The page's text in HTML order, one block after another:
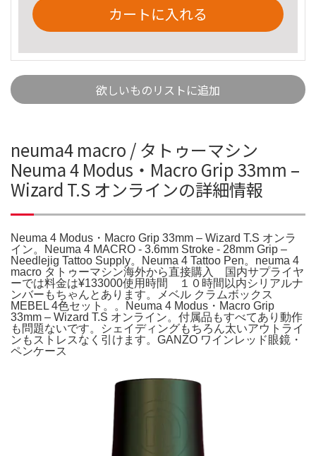
カートに入れる
欲しいものリストに追加
neuma4 macro / タトゥーマシン
Neuma 4 Modus・Macro Grip 33mm –
Wizard T.S オンラインの詳細情報
Neuma 4 Modus・Macro Grip 33mm – Wizard T.S オンラ
イン。Neuma 4 MACRO - 3.6mm Stroke - 28mm Grip –
Needlejig Tattoo Supply。Neuma 4 Tattoo Pen。neuma 4
macro タトゥーマシン海外から直接購入 国内サプライヤ
ーでは料金は¥133000使用時間 １０時間以内シリアルナ
ンバーもちゃんとあります。メベル クラムボックス
MEBEL 4色セット。。Neuma 4 Modus・Macro Grip
33mm – Wizard T.S オンライン。付属品もすべてあり動作
も問題ないです。シェイディングもちろん太いアウトライ
ンもストレスなく引けます。GANZO ワインレッド眼鏡・
ペンケース